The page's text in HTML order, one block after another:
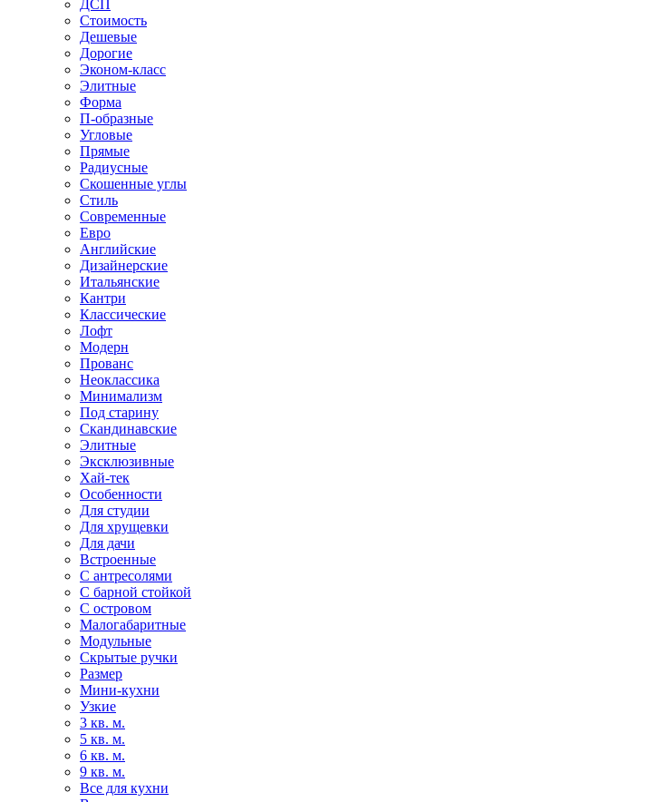
ДСП
Стоимость
Дешевые
Дорогие
Эконом-класс
Элитные
Форма
П-образные
Угловые
Прямые
Радиусные
Скошенные углы
Стиль
Современные
Евро
Английские
Дизайнерские
Итальянские
Кантри
Классические
Лофт
Модерн
Прованс
Неоклассика
Минимализм
Под старину
Скандинавские
Элитные
Эксклюзивные
Хай-тек
Особенности
Для студии
Для хрущевки
Для дачи
Встроенные
С антресолями
С барной стойкой
С островом
Малогабаритные
Модульные
Скрытые ручки
Размер
Мини-кухни
Узкие
3 кв. м.
5 кв. м.
6 кв. м.
9 кв. м.
Все для кухни